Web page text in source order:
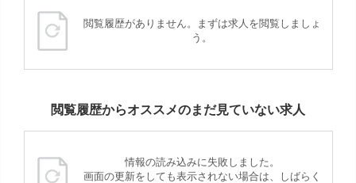
閲覧履歴がありません。まずは求人を閲覧しましょ
う。
閲覧履歴からオススメのまだ見ていない求人
情報の読み込みに失敗しました。
画面の更新をしても表示されない場合は、しばらく